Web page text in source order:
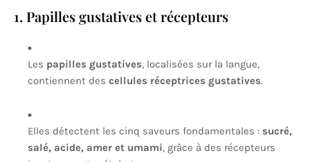
1. Papilles gustatives et récepteurs
Les papilles gustatives, localisées sur la langue,
contiennent des cellules réceptrices gustatives.
Elles détectent les cinq saveurs fondamentales : sucré,
salé, acide, amer et umami, grâce à des récepteurs